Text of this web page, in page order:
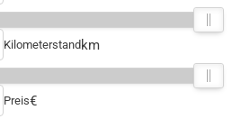
Kilometerstand km
Preis€